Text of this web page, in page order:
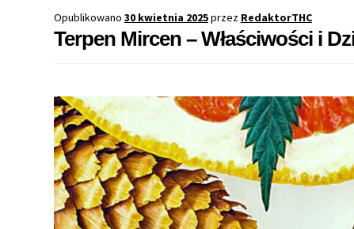
Opublikowano 30 kwietnia 2025przez RedaktorTHC
Terpen Mircen – Właściwości i